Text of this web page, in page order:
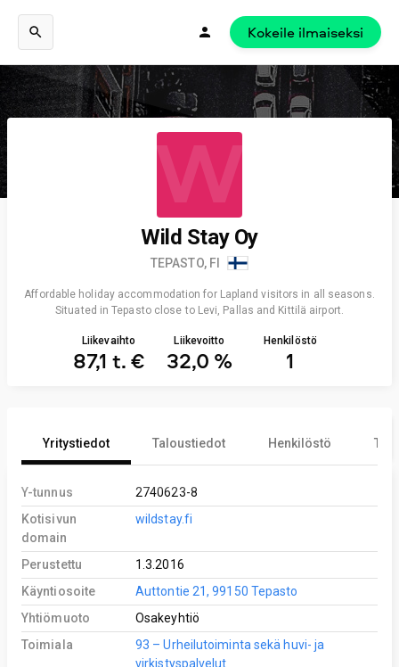
Kokeile ilmaiseksi
W
Wild Stay Oy
TEPASTO, FI
Affordable holiday accommodation for Lapland visitors in all seasons.
Situated in Tepasto close to Levi, Pallas and Kittilä airport.
Liikevaihto
87,1 t. €
Liikevoitto
32,0 %
Henkilöstö
1
Yritystiedot Taloustiedot Henkilöstö
Y-tunnus
2740623-8
Kotisivun
domain
wildstay.fi
Perustettu
1.3.2016
Käyntiosoite
Auttontie 21, 99150 Tepasto
Yhtiömuoto
Osakeyhtiö
Toimiala
93 – Urheilutoiminta sekä huvi- ja
virkistyspalvelut